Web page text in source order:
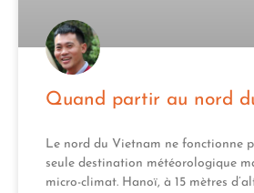
Quand partir au nord
Le nord du Vietnam ne fonctionne
seule destination météorologique
micro-climat. Hanoï, à 15 mètres